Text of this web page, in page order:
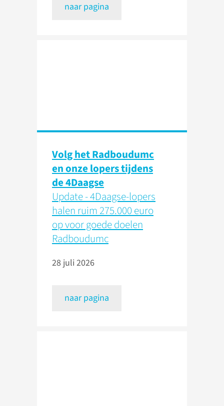
naar pagina
Volg het Radboudumc
en onze lopers tijdens
de 4Daagse
Update - 4Daagse-lopers
halen ruim 275.000 euro
op voor goede doelen
Radboudumc
28 juli 2026
naar pagina